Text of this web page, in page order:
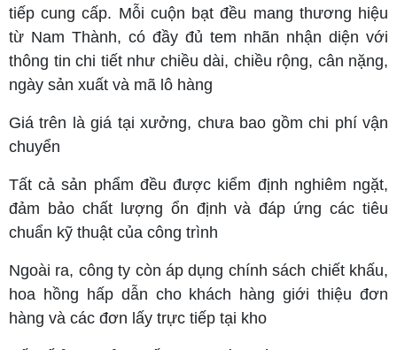
tiếp cung cấp. Mỗi cuộn bạt đều mang thương hiệu
từ Nam Thành, có đầy đủ tem nhãn nhận diện với
thông tin chi tiết như chiều dài, chiều rộng, cân nặng,
ngày sản xuất và mã lô hàng
Giá trên là giá tại xưởng, chưa bao gồm chi phí vận
chuyển
Tất cả sản phẩm đều được kiểm định nghiêm ngặt,
đảm bảo chất lượng ổn định và đáp ứng các tiêu
chuẩn kỹ thuật của công trình
Ngoài ra, công ty còn áp dụng chính sách chiết khấu,
hoa hồng hấp dẫn cho khách hàng giới thiệu đơn
hàng và các đơn lấy trực tiếp tại kho